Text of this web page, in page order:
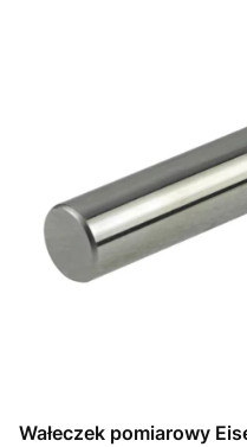
Wałeczek pomiarowy